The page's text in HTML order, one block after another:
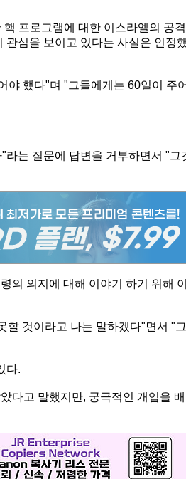
프로그램에 대한 이스라엘의 공격
관심을 보이고 있다는 사실은 인정
야 했다"며 "그들에게는 60일이 주
라는 질문에 답변을 거부하면서 "그
의 의지에 대해 이야기 하기 위해
할 것이라고 나는 말하겠다"면서 "그
다.
다고 말했지만, 궁극적인 개입을 배